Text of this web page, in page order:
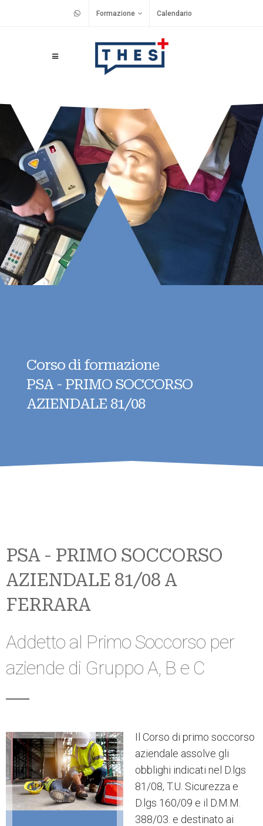
Formazione Calendario
Corso di formazione
PSA - PRIMO SOCCORSO
AZIENDALE 81/08
PSA - PRIMO SOCCORSO
AZIENDALE 81/08 A
FERRARA
Addetto al Primo Soccorso per
aziende di Gruppo A, B e C
Il Corso di primo soccorso
aziendale assolve gli
obblighi indicati nel D.lgs
81/08, T.U. Sicurezza e
D.lgs 160/09 e il D.M.M.
388/03. e destinato ai